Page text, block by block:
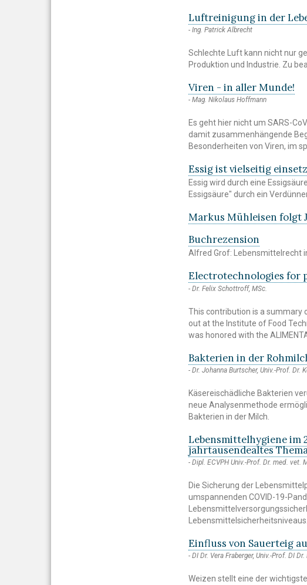
Luftreinigung in der
Ing. Patrick Albrecht
Schlechte Luft kann nicht nur
Produktion und Industrie. Zu
Viren - in aller Munde!
Mag. Nikolaus Hoffmann
Es geht hier nicht um SARS-
damit zusammenhängende
Besonderheiten von Viren, im
Essig ist vielseitig
Essig wird durch eine
Essigsäure" durch ein
Markus Mühleisen folgt
Buchrezension
Alfred Grof: Lebensmittelrecht
Electrotechnologies for
Dr. Felix Schottroff, MSc.
This contribution is a summary
out at the Institute of Food
was honored with the
Bakterien in der
Dr. Johanna Burtscher, Univ.-Prof. Dr.
Käsereischädliche Bakterien
neue Analysenmethode
Bakterien in der Milch.
Lebensmittelhygiene im
jahrtausendealtes
Dipl. ECVPH Univ.-Prof. Dr. med. vet.
Die Sicherung der
umspannenden COVID-19-
Lebensmittelsicherheitsniveaus.
Einfluss von Sauerteig
DI Dr. Vera Fraberger, Univ.-Prof. DI
Weizen stellt eine der